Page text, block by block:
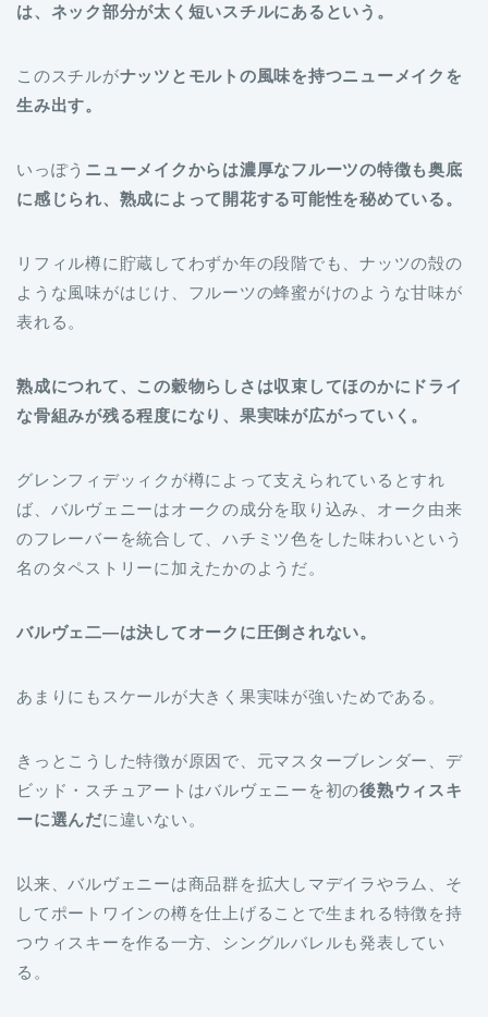
は、ネック部分が太く短いスチルにあるという。
このスチルがナッツとモルトの風味を持つニューメイクを
生み出す。
いっぽう ニューメイクからは濃厚なフルーツの特徴も奥底
に感じられ、熟成によって開花する可能性を秘めている。
リフィル樽に貯蔵してわずか年の段階でも、ナッツの殻の
ような風味がはじけ、フルーツの蜂蜜がけのような甘味が
表れる。
熟成につれて、この穀物らしさは収束してほのかにドライ
な骨組みが残る程度になり、果実味が広がっていく。
グレンフィデッィクが樽によって支えられているとすれ
ば、バルヴェニーはオークの成分を取り込み、オーク由来
のフレーバーを統合して、ハチミツ色をした味わいという
名のタペストリーに加えたかのようだ。
バルヴェ二―は決してオークに圧倒されない。
あまりにもスケールが大きく果実味が強いためである。
きっとこうした特徴が原因で、元マスターブレンダー、デ
ビッド・スチュアートはバルヴェニーを初の後熟ウィスキ
ーに選んだに違いない。
以来、バルヴェニーは商品群を拡大しマデイラやラム、そ
してポートワインの樽を仕上げることで生まれる特徴を持
つウィスキーを作る一方、シングルバレルも発表してい
る。